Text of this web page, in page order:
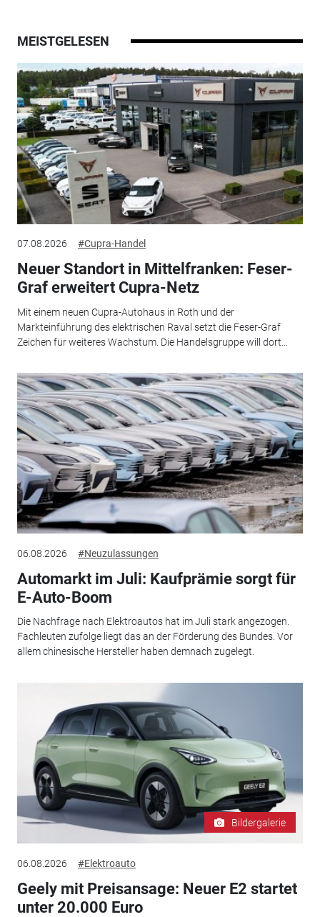
MEISTGELESEN
07.08.2026 #Cupra-Handel
Neuer Standort in Mittelfranken: Feser-
Graf erweitert Cupra-Netz
Mit einem neuen Cupra-Autohaus in Roth und der
Markteinführung des elektrischen Raval setzt die Feser-Graf
Zeichen für weiteres Wachstum. Die Handelsgruppe will dort...
06.08.2026 #Neuzulassungen
Automarkt im Juli: Kaufprämie sorgt für
E-Auto-Boom
Die Nachfrage nach Elektroautos hat im Juli stark angezogen.
Fachleuten zufolge liegt das an der Förderung des Bundes. Vor
allem chinesische Hersteller haben demnach zugelegt.
Bildergalerie
06.08.2026 #Elektroauto
Geely mit Preisansage: Neuer E2 startet
unter 20.000 Euro